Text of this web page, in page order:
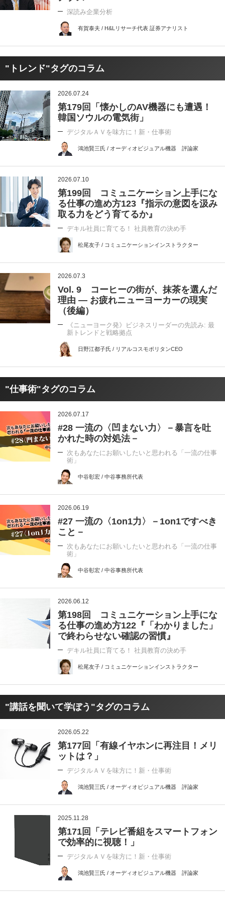
深読み企業分析
有賀泰夫 / H&Lリサーチ代表 証券アナリスト
"トレンド"タグのコラム
2026.07.24
第179回「懐かしのAV機器にも遭遇！
韓国ソウルの電気街」
デジタルＡＶを味方に！新・仕事術
鴻池賢三氏 / オーディオビジュアル機器 評論家
2026.07.10
第199回 コミュニケーション上手にな
る仕事の進め方123『指示の意図を汲み
取る力をどう育てるか』
デキル社員に育てる！ 社員教育の決め手
松尾友子 / コミュニケーションインストラクター
2026.07.3
Vol. 9 コーヒーの街が、抹茶を選んだ
理由 ― お疲れニューヨーカーの現実
（後編）
《ニューヨーク発》ビジネスリーダーの先読み: 最
新トレンドと戦略拠点
日野江都子氏 / リアルコスモポリタンCEO
"仕事術"タグのコラム
2026.07.17
#28 一流の〈凹まない力〉－暴言を吐
かれた時の対処法－
次もあなたにお願いしたいと思われる「一流の仕事
術」
中谷彰宏 / 中谷事務所代表
2026.06.19
#27 一流の〈1on1力〉－1on1ですべき
こと－
次もあなたにお願いしたいと思われる「一流の仕事
術」
中谷彰宏 / 中谷事務所代表
2026.06.12
第198回 コミュニケーション上手にな
る仕事の進め方122『「わかりました」
で終わらせない確認の習慣』
デキル社員に育てる！ 社員教育の決め手
松尾友子 / コミュニケーションインストラクター
"講話を聞いて学ぼう"タグのコラム
2026.05.22
第177回「有線イヤホンに再注目！メリ
ットは？」
デジタルＡＶを味方に！新・仕事術
鴻池賢三氏 / オーディオビジュアル機器 評論家
2025.11.28
第171回「テレビ番組をスマートフォン
で効率的に視聴！」
デジタルＡＶを味方に！新・仕事術
鴻池賢三氏 / オーディオビジュアル機器 評論家